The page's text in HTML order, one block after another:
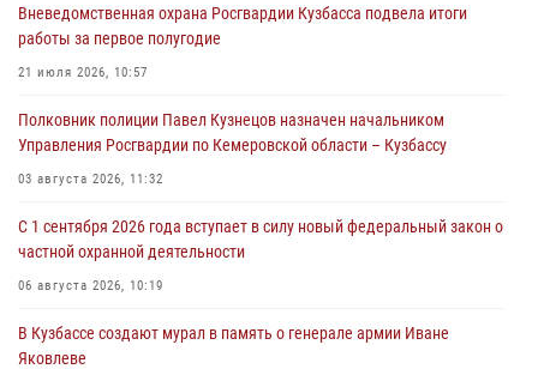
Генерал-полковник Олег Плохой поздравил специалистов
организационно-штатных подразделений Росгвардии с
07 августа 2026, 05:32
С 1 сентября 2026 года вступает в силу новый федеральный закон о
06 августа 2026, 10:19
Росгвардейцы задержали предполагаемого виновника причинения
06 августа 2026, 09:18
Вневедомственная охрана Росгвардии Кузбасса подвела итоги
работы за первое полугодие
21 июля 2026, 10:57
Полковник полиции Павел Кузнецов назначен начальником
Управления Росгвардии по Кемеровской области – Кузбассу
03 августа 2026, 11:32
С 1 сентября 2026 года вступает в силу новый федеральный закон о
частной охранной деятельности
06 августа 2026, 10:19
В Кузбассе создают мурал в память о генерале армии Иване
Яковлеве